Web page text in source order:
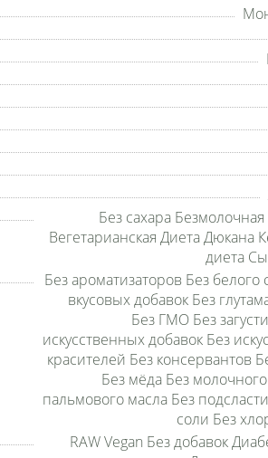
Без сахара Безмолочная
Вегетарианская Диета Дюкана
диета
Без ароматизаторов Без белого
вкусовых добавок Без
Без ГМО Без
искусственных добавок Без
красителей Без консервантов
Без мёда Без
пальмового масла Без
соли Без
RAW Vegan Без добавок